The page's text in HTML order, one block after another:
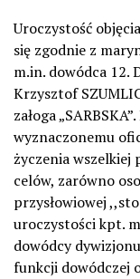
Uroczystość
się zgodnie z
m.in. dowódca 12.
Krzysztof
załoga
wyznaczonemu
życzenia wszelkiej
celów, zarówno
przysłowiowej
uroczystości kpt.
dowódcy
funkcji dowódczej